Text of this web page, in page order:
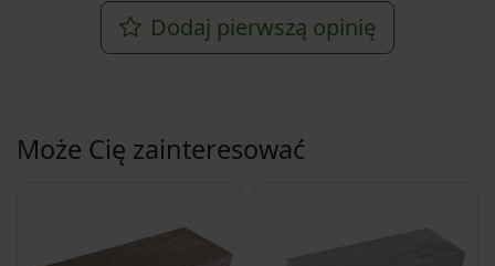
Dodaj pierwszą opinię
Może Cię zainteresować